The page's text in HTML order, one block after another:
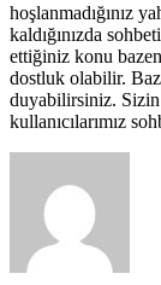
hoşlanmadığınız
kaldığınızda
ettiğiniz konu
dostluk olabilir.
duyabilirsiniz. Sizin
kullanıcılarımız